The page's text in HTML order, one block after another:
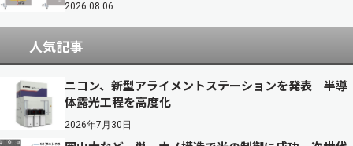
2026.08.06
人気記事
ニコン、新型アライメントステーションを発表 半導
体露光工程を高度化
2026年7月30日